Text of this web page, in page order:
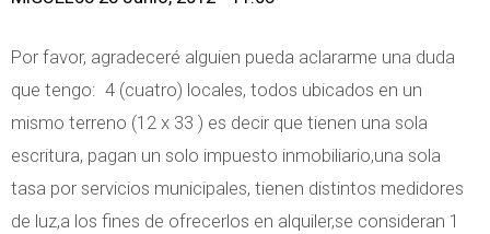
Por favor, agradeceré alguien pueda aclararme una duda
que tengo: 4 (cuatro) locales, todos ubicados en un
mismo terreno (12 x 33 ) es decir que tienen una sola
escritura, pagan un solo impuesto inmobiliario,una sola
tasa por servicios municipales, tienen distintos medidores
de luz,a los fines de ofrecerlos en alquiler,se consideran 1